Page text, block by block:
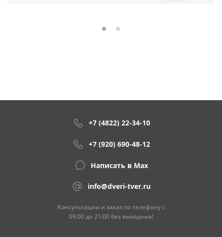
+7 (4822) 22-34-10
+7 (920) 690-48-12
Написать в Max
info@dveri-tver.ru
Консультации и заказ по телефону с
09:00 до 21:00 без выходных!